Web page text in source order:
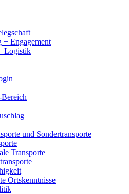
+ Engagement
Logistik
und Sondertransporte
Transporte
Ortskenntnisse